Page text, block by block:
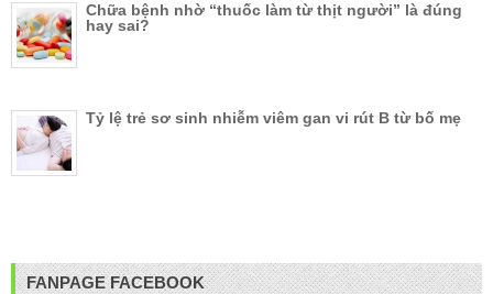
Chữa bệnh nhờ “thuốc làm từ thịt người” là đúng
hay sai?
Tỷ lệ trẻ sơ sinh nhiễm viêm gan vi rút B từ bố mẹ
FANPAGE FACEBOOK